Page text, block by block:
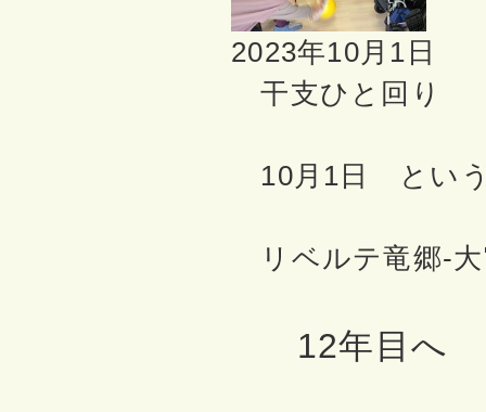
2023年10月1日
干支ひと回り
10月1日 とい
リベルテ竜郷-
12年目へ